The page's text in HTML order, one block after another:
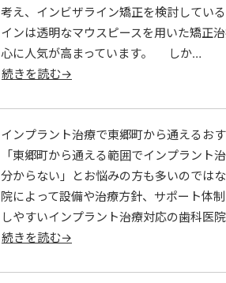
考え、インビザライン矯正を検討してい
インは透明なマウスピースを用いた矯正
心に人気が高まっています。 しか…
続きを読む→
インプラント治療で東郷町から通えるお
「東郷町から通える範囲でインプラント
分からない」とお悩みの方も多いのでは
院によって設備や治療方針、サポート体
しやすいインプラント治療対応の歯科医
続きを読む→